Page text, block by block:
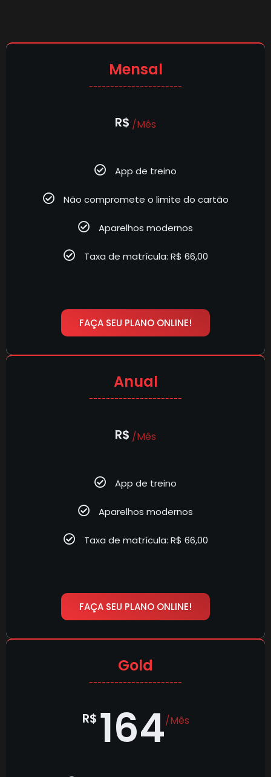
Mensal
----------------------
R$ /Mês
App de treino
Não compromete o limite do cartão
Aparelhos modernos
Taxa de matrícula: R$ 66,00
FAÇA SEU PLANO ONLINE!
Anual
----------------------
R$ /Mês
App de treino
Aparelhos modernos
Taxa de matrícula: R$ 66,00
FAÇA SEU PLANO ONLINE!
Gold
----------------------
R$ 164/Mês